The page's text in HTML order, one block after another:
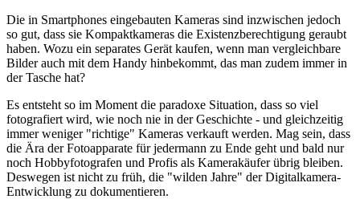
Die in Smartphones eingebauten Kameras sind inzwischen jedoch
so gut, dass sie Kompaktkameras die Existenzberechtigung geraubt
haben. Wozu ein separates Gerät kaufen, wenn man vergleichbare
Bilder auch mit dem Handy hinbekommt, das man zudem immer in
der Tasche hat?
Es entsteht so im Moment die paradoxe Situation, dass so viel
fotografiert wird, wie noch nie in der Geschichte - und gleichzeitig
immer weniger "richtige" Kameras verkauft werden. Mag sein, dass
die Ära der Fotoapparate für jedermann zu Ende geht und bald nur
noch Hobbyfotografen und Profis als Kamerakäufer übrig bleiben.
Deswegen ist nicht zu früh, die "wilden Jahre" der Digitalkamera-
Entwicklung zu dokumentieren.